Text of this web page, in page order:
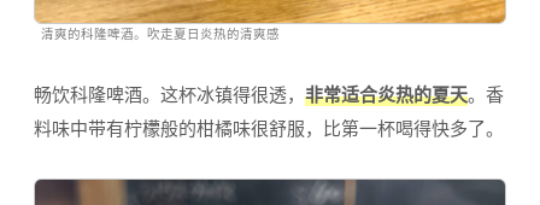
清爽的科隆啤酒。吹走夏日炎热的清爽感
畅饮科隆啤酒。这杯冰镇得很透， 非常适合炎热的夏天。香
料味中带有柠檬般的柑橘味很舒服，比第一杯喝得快多了。